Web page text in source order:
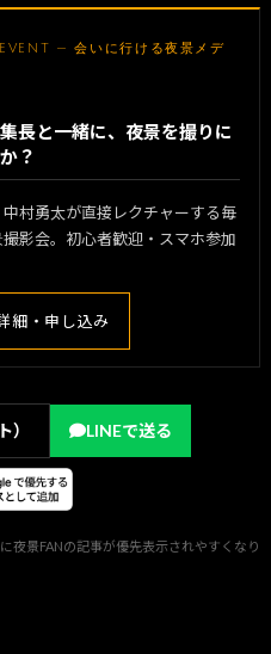
— 会いに行ける夜景メデ
長と一緒に、夜景を撮りに
？
村勇太が直接レクチャーする毎
影会。初心者歓迎・スマホ参加
細・申し込み
） LINEで送る
夜景FANの記事が優先表示されやすくなり